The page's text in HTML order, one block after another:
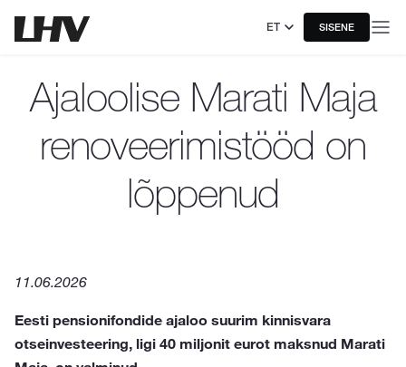
ET SISENE
Ajaloolise Marati Maja
renoveerimistööd on
lõppenud
11.06.2026
Eesti pensionifondide ajaloo suurim kinnisvara
otseinvesteering, ligi 40 miljonit eurot maksnud Marati